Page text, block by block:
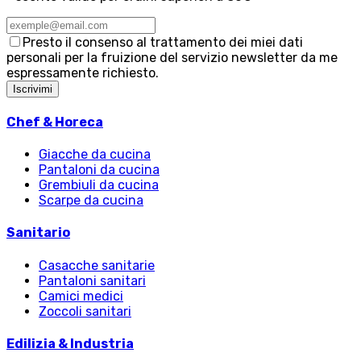
Presto il consenso al trattamento dei miei dati
personali per la fruizione del servizio newsletter da me
espressamente richiesto.
Iscrivimi
Chef & Horeca
Giacche da cucina
Pantaloni da cucina
Grembiuli da cucina
Scarpe da cucina
Sanitario
Casacche sanitarie
Pantaloni sanitari
Camici medici
Zoccoli sanitari
Edilizia & Industria